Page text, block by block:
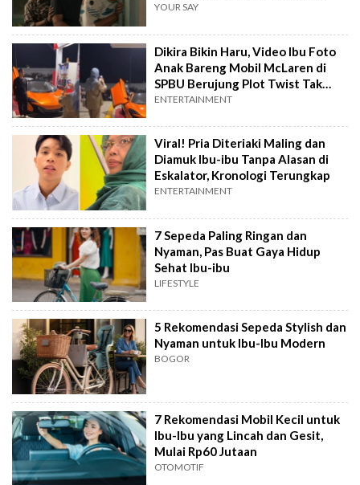
YOUR SAY
Dikira Bikin Haru, Video Ibu Foto
Anak Bareng Mobil McLaren di
SPBU Berujung Plot Twist Tak
Terduga
ENTERTAINMENT
Viral! Pria Diteriaki Maling dan
Diamuk Ibu-ibu Tanpa Alasan di
Eskalator, Kronologi Terungkap
ENTERTAINMENT
7 Sepeda Paling Ringan dan
Nyaman, Pas Buat Gaya Hidup
Sehat Ibu-ibu
LIFESTYLE
5 Rekomendasi Sepeda Stylish dan
Nyaman untuk Ibu-Ibu Modern
BOGOR
7 Rekomendasi Mobil Kecil untuk
Ibu-Ibu yang Lincah dan Gesit,
Mulai Rp60 Jutaan
OTOMOTIF